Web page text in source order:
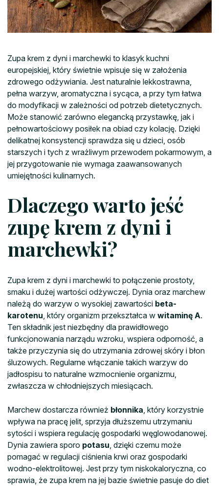
Zupa krem z dyni i marchewki to klasyk kuchni
europejskiej, który świetnie wpisuje się w założenia
zdrowego odżywiania. Jest naturalnie lekkostrawna,
pełna warzyw, aromatyczna i sycąca, a przy tym łatwa
do modyfikacji w zależności od potrzeb dietetycznych.
Może stanowić zarówno elegancką przystawkę, jak i
pełnowartościowy posiłek na obiad czy kolację. Dzięki
delikatnej konsystencji sprawdza się u dzieci, osób
starszych i tych z wrażliwym przewodem pokarmowym, a
jej przygotowanie nie wymaga zaawansowanych
umiejętności kulinarnych.
Dlaczego warto jeść
zupę krem z dyni i
marchewki?
Zupa krem z dyni i marchewki to połączenie prostoty,
smaku i dużej wartości odżywczej. Dynia oraz marchew
należą do warzyw o wysokiej zawartości beta-
karotenu , który organizm przekształca w witaminę A.
Ten składnik jest niezbędny dla prawidłowego
funkcjonowania narządu wzroku, wspiera odporność, a
także przyczynia się do utrzymania zdrowej skóry i błon
śluzowych. Regularne włączanie takich warzyw do
jadłospisu to naturalne wzmocnienie organizmu,
zwłaszcza w chłodniejszych miesiącach.
Marchew dostarcza również błonnika , który korzystnie
wpływa na pracę jelit, sprzyja dłuższemu utrzymaniu
sytości i wspiera regulację gospodarki węglowodanowej.
Dynia zawiera sporo potasu , dzięki czemu może
pomagać w regulacji ciśnienia krwi oraz gospodarki
wodno-elektrolitowej. Jest przy tym niskokaloryczna, co
sprawia, że zupa krem na jej bazie świetnie pasuje do diet